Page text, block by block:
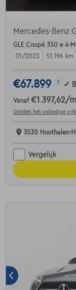
Mercedes-Benz
GLE Coupé 350 e 4-
01/2023
51.196 km
€67.899 1 ✓
Vanaf €1.397,62/
Ontdek het volledige
3530 Houthalen-
Vergelijk